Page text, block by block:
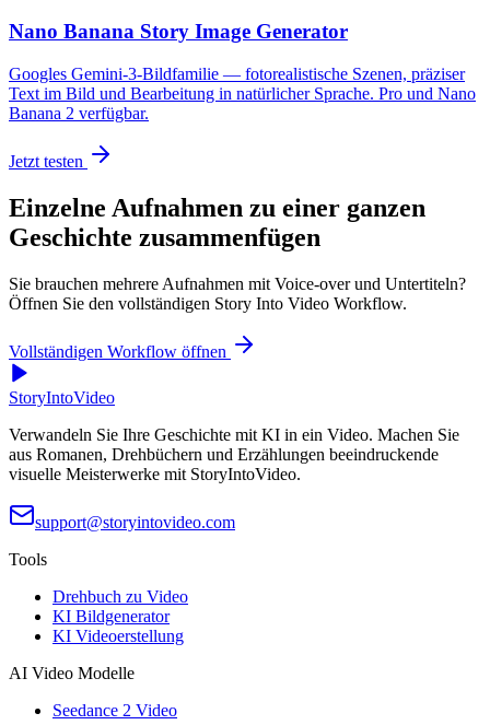
Nano Banana Story Image Generator
Googles Gemini-3-Bildfamilie — fotorealistische Szenen, präziser
Text im Bild und Bearbeitung in natürlicher Sprache. Pro und Nano
Banana 2 verfügbar.
Jetzt testen
Einzelne Aufnahmen zu einer ganzen
Geschichte zusammenfügen
Sie brauchen mehrere Aufnahmen mit Voice-over und Untertiteln?
Öffnen Sie den vollständigen Story Into Video Workflow.
Vollständigen Workflow öffnen
StoryIntoVideo
Verwandeln Sie Ihre Geschichte mit KI in ein Video. Machen Sie
aus Romanen, Drehbüchern und Erzählungen beeindruckende
visuelle Meisterwerke mit StoryIntoVideo.
support@storyintovideo.com
Tools
Drehbuch zu Video
KI Bildgenerator
KI Videoerstellung
AI Video Modelle
Seedance 2 Video